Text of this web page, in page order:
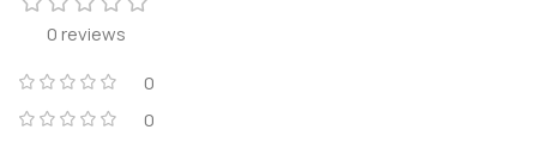
0 reviews
0
0